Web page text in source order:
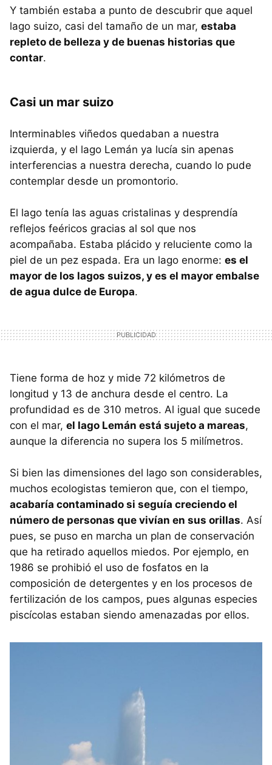
Y también estaba a punto de descubrir que aquel
lago suizo, casi del tamaño de un mar, estaba
repleto de belleza y de buenas historias que
contar.
Casi un mar suizo
Interminables viñedos quedaban a nuestra
izquierda, y el lago Lemán ya lucía sin apenas
interferencias a nuestra derecha, cuando lo pude
contemplar desde un promontorio.
El lago tenía las aguas cristalinas y desprendía
reflejos feéricos gracias al sol que nos
acompañaba. Estaba plácido y reluciente como la
piel de un pez espada. Era un lago enorme: es el
mayor de los lagos suizos, y es el mayor embalse
de agua dulce de Europa.
Tiene forma de hoz y mide 72 kilómetros de
longitud y 13 de anchura desde el centro. La
profundidad es de 310 metros. Al igual que sucede
con el mar, el lago Lemán está sujeto a mareas,
aunque la diferencia no supera los 5 milímetros.
Si bien las dimensiones del lago son considerables,
muchos ecologistas temieron que, con el tiempo,
acabaría contaminado si seguía creciendo el
número de personas que vivían en sus orillas. Así
pues, se puso en marcha un plan de conservación
que ha retirado aquellos miedos. Por ejemplo, en
1986 se prohibió el uso de fosfatos en la
composición de detergentes y en los procesos de
fertilización de los campos, pues algunas especies
piscícolas estaban siendo amenazadas por ellos.